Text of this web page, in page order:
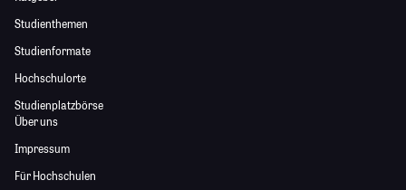
Studienthemen
Studienformate
Hochschulorte
Studienplatzbörse
Über uns
Impressum
Für Hochschulen